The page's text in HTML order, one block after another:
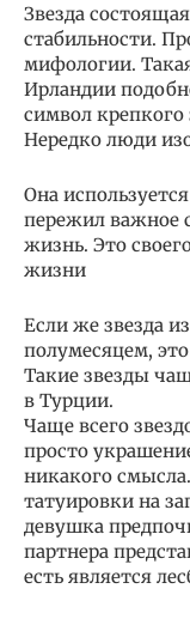
Звезда
стабильности.
мифологии.
Ирландии
символ крепкого
Нередко люди
Она
пережил важное
жизнь. Это
жизни
Если же звезда
полумесяцем,
Такие звезды
в Турции.
Чаще всего
просто
никакого
татуировки на
девушка
партнера
есть является